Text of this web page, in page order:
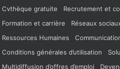
Cvthèque gratuite
Recrutement et
Formation et carrière
Réseaux
Ressources Humaines
Conditions générales d’utilisation
Multidiffusion d’offres d’emploi